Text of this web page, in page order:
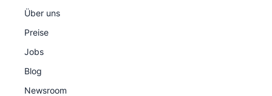
Über uns
Preise
Jobs
Blog
Newsroom